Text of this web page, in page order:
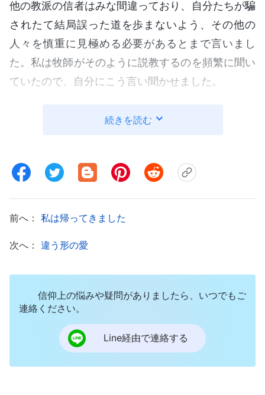
他の教派の信者はみな間違っており、自分たちが騙
されたて結局誤った道を歩まないよう、その他の
人々を慎重に見極める必要があるとまで言いまし
た。私は牧師がそのように説教するのを頻繁に聞い
ていたので、自分にこう言い聞かせました。
を踏み外すわけにはいかない。必ず主への信仰を維
2016年9月中旬のある日、私は朱姉妹から予期
所属する長年の信者で、熱心な探求者でした。私た
らってとても嬉しくなりました。そして朱姉妹が興
「兄弟、良いお知らせがあるのよ。主イエスが
全能神 としてお戻りになったの！ 今回、神は人を
裁き、清め、救う働きをなさるために受肉されたの
続きを読む
前へ： 私は帰ってきました
次へ： 違う形の愛
信仰上の悩みや疑問がありましたら、いつでもご
連絡ください。
Line経由で連絡する